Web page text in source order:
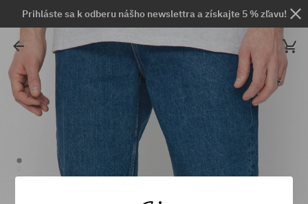
Prihláste sa k odberu nášho newslettra a získajte 5 % zľavu!